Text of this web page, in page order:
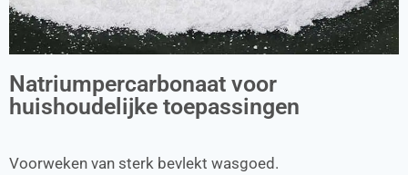
Natriumpercarbonaat voor
huishoudelijke toepassingen
Voorweken van sterk bevlekt wasgoed.